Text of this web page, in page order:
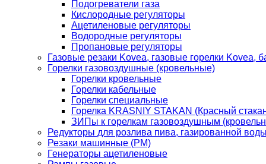
Подогреватели газа
Кислородные регуляторы
Ацетиленовые регуляторы
Водородные регуляторы
Пропановые регуляторы
Газовые резаки Kovea, газовые горелки Kovea,
Горелки газовоздушные (кровельные)
Горелки кровельные
Горелки кабельные
Горелки специальные
Горелка KRASNIY STAKAN (Красный
ЗИПы к горелкам газовоздушным
Редукторы для розлива пива, газированной
Резаки машинные (РМ)
Генераторы ацетиленовые